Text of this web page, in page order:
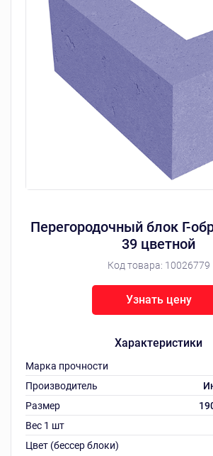
Перегородочный блок Г-
39 цветной
Код товара: 10026779
Характеристики
Марка прочности
Производитель
Размер
Вес 1 шт
Цвет (бессер блоки)
Узнать цену